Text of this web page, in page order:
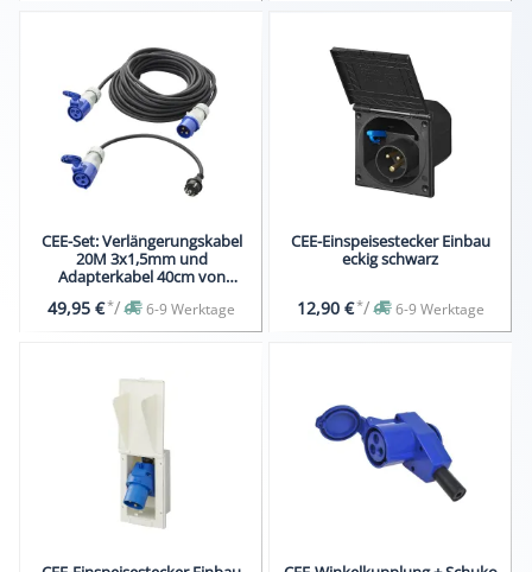
CEE-Set: Verlängerungskabel
20M 3x1,5mm und
Adapterkabel 40cm von
Tasche
49,95 €*/ 6-9 Werktage
CEE-Einspeisestecker Einbau
eckig schwarz
12,90 €*/ 6-9 Werktage